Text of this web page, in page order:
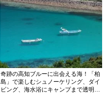
奇跡の高知ブルーに出会える海！「柏
島」で楽しむシュノーケリング、ダイ
ビング、海水浴にキャンプまで透明度